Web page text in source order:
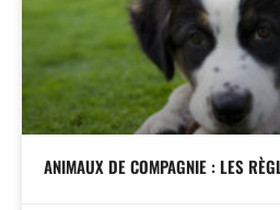
ANIMAUX DE COMPAGNIE : LES